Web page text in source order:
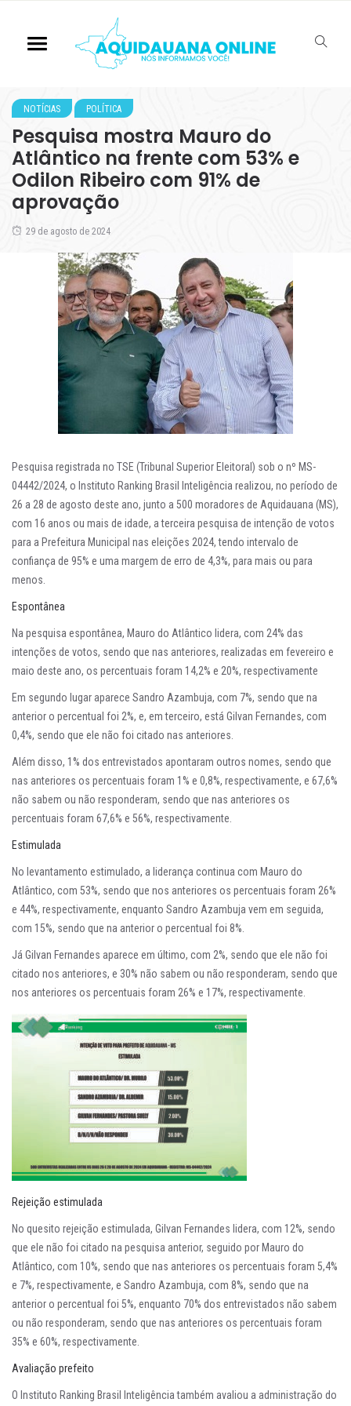
NOTÍCIAS POLÍTICA
Pesquisa mostra Mauro do
Atlântico na frente com 53% e
Odilon Ribeiro com 91% de
aprovação
29 de agosto de 2024
Pesquisa registrada no TSE (Tribunal Superior Eleitoral) sob o nº MS-
04442/2024, o Instituto Ranking Brasil Inteligência realizou, no período de
26 a 28 de agosto deste ano, junto a 500 moradores de Aquidauana (MS),
com 16 anos ou mais de idade, a terceira pesquisa de intenção de votos
para a Prefeitura Municipal nas eleições 2024, tendo intervalo de
confiança de 95% e uma margem de erro de 4,3%, para mais ou para
menos.
Espontânea
Na pesquisa espontânea, Mauro do Atlântico lidera, com 24% das
intenções de votos, sendo que nas anteriores, realizadas em fevereiro e
maio deste ano, os percentuais foram 14,2% e 20%, respectivamente
Em segundo lugar aparece Sandro Azambuja, com 7%, sendo que na
anterior o percentual foi 2%, e, em terceiro, está Gilvan Fernandes, com
0,4%, sendo que ele não foi citado nas anteriores.
Além disso, 1% dos entrevistados apontaram outros nomes, sendo que
nas anteriores os percentuais foram 1% e 0,8%, respectivamente, e 67,6%
não sabem ou não responderam, sendo que nas anteriores os
percentuais foram 67,6% e 56%, respectivamente.
Estimulada
No levantamento estimulado, a liderança continua com Mauro do
Atlântico, com 53%, sendo que nos anteriores os percentuais foram 26%
e 44%, respectivamente, enquanto Sandro Azambuja vem em seguida,
com 15%, sendo que na anterior o percentual foi 8%.
Já Gilvan Fernandes aparece em último, com 2%, sendo que ele não foi
citado nos anteriores, e 30% não sabem ou não responderam, sendo que
nos anteriores os percentuais foram 26% e 17%, respectivamente.
Rejeição estimulada
No quesito rejeição estimulada, Gilvan Fernandes lidera, com 12%, sendo
que ele não foi citado na pesquisa anterior, seguido por Mauro do
Atlântico, com 10%, sendo que nas anteriores os percentuais foram 5,4%
e 7%, respectivamente, e Sandro Azambuja, com 8%, sendo que na
anterior o percentual foi 5%, enquanto 70% dos entrevistados não sabem
ou não responderam, sendo que nas anteriores os percentuais foram
35% e 60%, respectivamente.
Avaliação prefeito
O Instituto Ranking Brasil Inteligência também avaliou a administração do